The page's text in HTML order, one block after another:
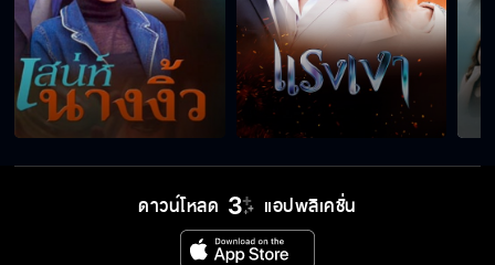
ดาวน์โหลด แอปพลิเคชั่น